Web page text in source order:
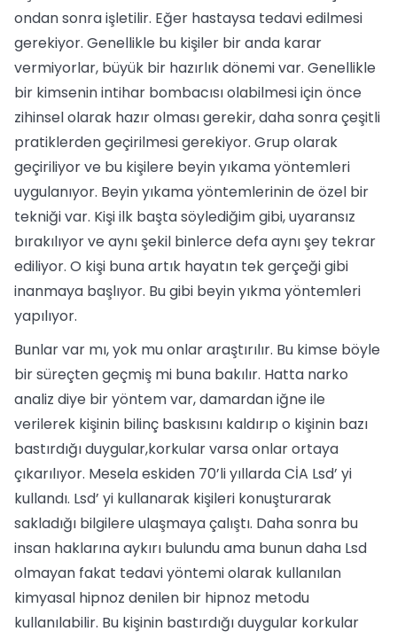
ondan sonra işletilir. Eğer hastaysa tedavi edilmesi
gerekiyor. Genellikle bu kişiler bir anda karar
vermiyorlar, büyük bir hazırlık dönemi var. Genellikle
bir kimsenin intihar bombacısı olabilmesi için önce
zihinsel olarak hazır olması gerekir, daha sonra çeşitli
pratiklerden geçirilmesi gerekiyor. Grup olarak
geçiriliyor ve bu kişilere beyin yıkama yöntemleri
uygulanıyor. Beyin yıkama yöntemlerinin de özel bir
tekniği var. Kişi ilk başta söylediğim gibi, uyaransız
bırakılıyor ve aynı şekil binlerce defa aynı şey tekrar
ediliyor. O kişi buna artık hayatın tek gerçeği gibi
inanmaya başlıyor. Bu gibi beyin yıkma yöntemleri
yapılıyor.
Bunlar var mı, yok mu onlar araştırılır. Bu kimse böyle
bir süreçten geçmiş mi buna bakılır. Hatta narko
analiz diye bir yöntem var, damardan iğne ile
verilerek kişinin bilinç baskısını kaldırıp o kişinin bazı
bastırdığı duygular,korkular varsa onlar ortaya
çıkarılıyor. Mesela eskiden 70’li yıllarda CİA Lsd’ yi
kullandı. Lsd’ yi kullanarak kişileri konuşturarak
sakladığı bilgilere ulaşmaya çalıştı. Daha sonra bu
insan haklarına aykırı bulundu ama bunun daha Lsd
olmayan fakat tedavi yöntemi olarak kullanılan
kimyasal hipnoz denilen bir hipnoz metodu
kullanılabilir. Bu kişinin bastırdığı duygular korkular